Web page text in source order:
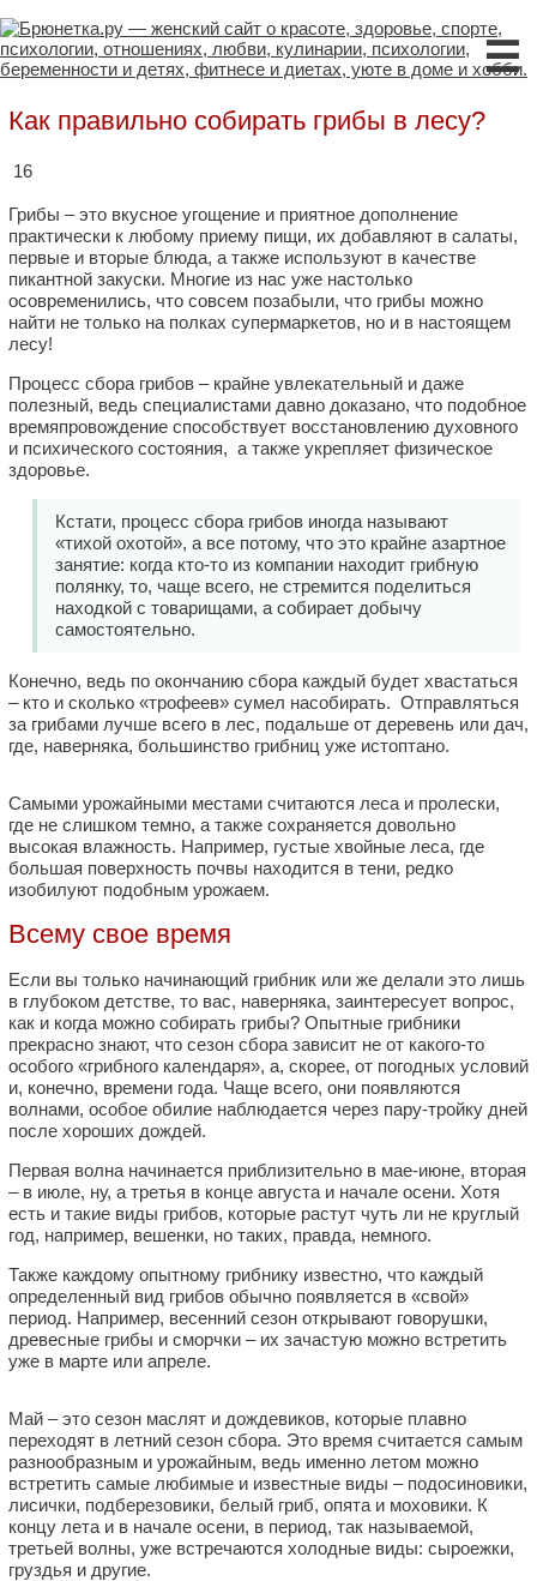
☰
Как правильно собирать грибы в лесу?
16
Грибы – это вкусное угощение и приятное дополнение
практически к любому приему пищи, их добавляют в салаты,
первые и вторые блюда, а также используют в качестве
пикантной закуски. Многие из нас уже настолько
осовременились, что совсем позабыли, что грибы можно
найти не только на полках супермаркетов, но и в настоящем
лесу!
Процесс сбора грибов – крайне увлекательный и даже
полезный, ведь специалистами давно доказано, что подобное
времяпровождение способствует восстановлению духовного
и психического состояния, а также укрепляет физическое
здоровье.
Кстати, процесс сбора грибов иногда называют
«тихой охотой», а все потому, что это крайне азартное
занятие: когда кто-то из компании находит грибную
полянку, то, чаще всего, не стремится поделиться
находкой с товарищами, а собирает добычу
самостоятельно.
Конечно, ведь по окончанию сбора каждый будет хвастаться
– кто и сколько «трофеев» сумел насобирать. Отправляться
за грибами лучше всего в лес, подальше от деревень или дач,
где, наверняка, большинство грибниц уже истоптано.
Самыми урожайными местами считаются леса и пролески,
где не слишком темно, а также сохраняется довольно
высокая влажность. Например, густые хвойные леса, где
большая поверхность почвы находится в тени, редко
изобилуют подобным урожаем.
Всему свое время
Если вы только начинающий грибник или же делали это лишь
в глубоком детстве, то вас, наверняка, заинтересует вопрос,
как и когда можно собирать грибы? Опытные грибники
прекрасно знают, что сезон сбора зависит не от какого-то
особого «грибного календаря», а, скорее, от погодных условий
и, конечно, времени года. Чаще всего, они появляются
волнами, особое обилие наблюдается через пару-тройку дней
после хороших дождей.
Первая волна начинается приблизительно в мае-июне, вторая
– в июле, ну, а третья в конце августа и начале осени. Хотя
есть и такие виды грибов, которые растут чуть ли не круглый
год, например, вешенки, но таких, правда, немного.
Также каждому опытному грибнику известно, что каждый
определенный вид грибов обычно появляется в «свой»
период. Например, весенний сезон открывают говорушки,
древесные грибы и сморчки – их зачастую можно встретить
уже в марте или апреле.
Май – это сезон маслят и дождевиков, которые плавно
переходят в летний сезон сбора. Это время считается самым
разнообразным и урожайным, ведь именно летом можно
встретить самые любимые и известные виды – подосиновики,
лисички, подберезовики, белый гриб, опята и моховики. К
концу лета и в начале осени, в период, так называемой,
третьей волны, уже встречаются холодные виды: сыроежки,
груздья и другие.